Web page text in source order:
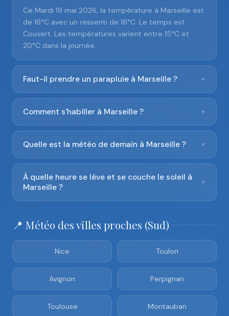
Ce Mardi 19 mai 2026, la température à Marseille est
de 16°C avec un ressenti de 16°C. Le temps est
Couvert. Les températures varient entre 15°C et
20°C dans la journée.
Faut-il prendre un parapluie à Marseille ? ▼
Comment s'habiller à Marseille ? ▼
Quelle est la météo de demain à Marseille ? ▼
À quelle heure se lève et se couche le soleil à
Marseille ?
▼
📍 Météo des villes proches (Sud)
Nice Toulon
Avignon Perpignan
Toulouse Montauban